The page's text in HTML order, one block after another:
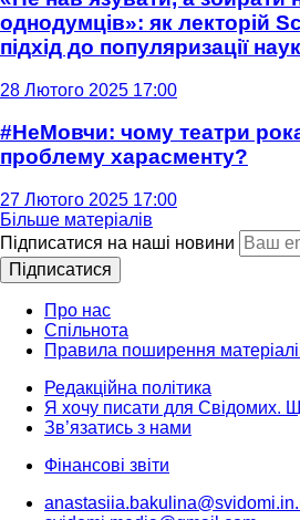
однодумців»: як лекторій
підхід до популяризації
28 Лютого 2025 17:00
#НеМовчи: чому театри
проблему харасменту?
27 Лютого 2025 17:00
Більше матеріалів
Підписатися на наші новини
Підписатися
Про нас
Спільнота
Правила поширення
Редакційна політика
Я хочу писати для Свідомих.
Зв’язатись з нами
Фінансові звіти